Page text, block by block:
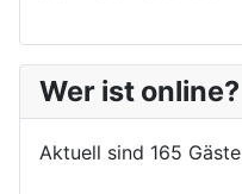
Wer ist online?
Aktuell sind 165